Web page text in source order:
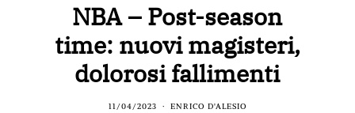
NBA – Post-season
time: nuovi magisteri,
dolorosi fallimenti
11/04/2023 ENRICO D'ALESIO